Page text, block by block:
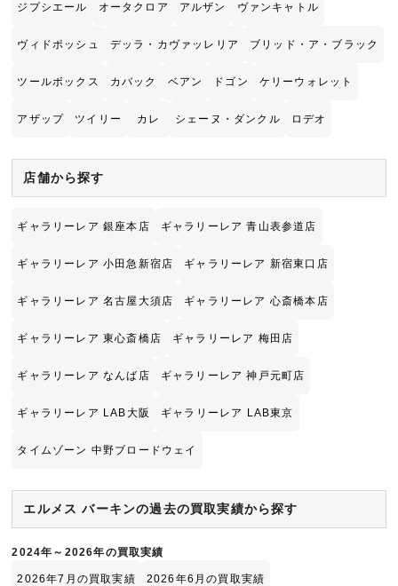
ジプシエール オータクロア アルザン ヴァンキャトル
ヴィドポッシュ デッラ・カヴァッレリア ブリッド・ア・ブラック
ツールボックス カバック ベアン ドゴン ケリーウォレット
アザップ ツイリー カレ シェーヌ・ダンクル ロデオ
店舗から探す
ギャラリーレア 銀座本店 ギャラリーレア 青山表参道店
ギャラリーレア 小田急新宿店 ギャラリーレア 新宿東口店
ギャラリーレア 名古屋大須店 ギャラリーレア 心斎橋本店
ギャラリーレア 東心斎橋店 ギャラリーレア 梅田店
ギャラリーレア なんば店 ギャラリーレア 神戸元町店
ギャラリーレア LAB大阪 ギャラリーレア LAB東京
タイムゾーン 中野ブロードウェイ
エルメス バーキンの過去の買取実績から探す
2024年～2026年の買取実績
2026年7月の買取実績 2026年6月の買取実績